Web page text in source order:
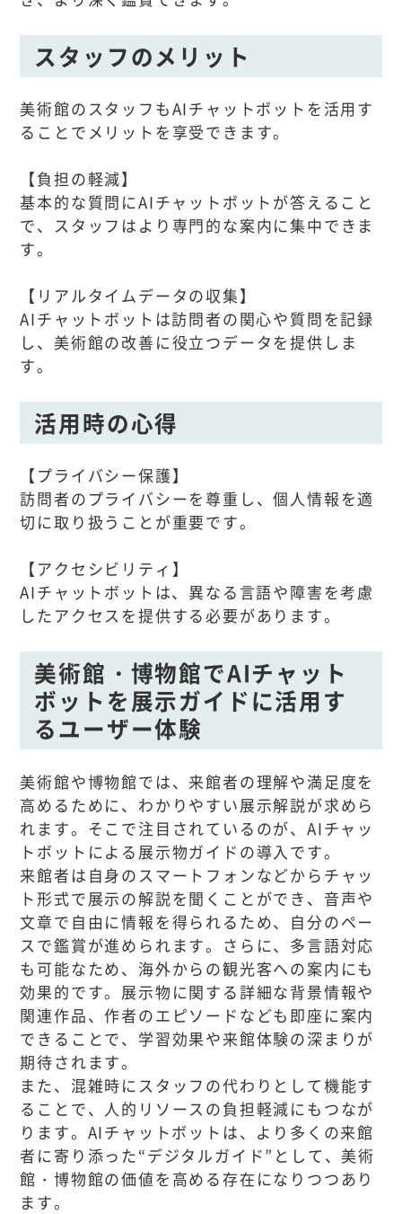
スタッフのメリット
美術館のスタッフもAIチャットボットを活用す
ることでメリットを享受できます。
【負担の軽減】
基本的な質問にAIチャットボットが答えること
で、スタッフはより専門的な案内に集中できま
す。
【リアルタイムデータの収集】
AIチャットボットは訪問者の関心や質問を記録
し、美術館の改善に役立つデータを提供しま
す。
活用時の心得
【プライバシー保護】
訪問者のプライバシーを尊重し、個人情報を適
切に取り扱うことが重要です。
【アクセシビリティ】
AIチャットボットは、異なる言語や障害を考慮
したアクセスを提供する必要があります。
美術館・博物館でAIチャット
ボットを展示ガイドに活用す
るユーザー体験
美術館や博物館では、来館者の理解や満足度を
高めるために、わかりやすい展示解説が求めら
れます。そこで注目されているのが、AIチャッ
トボットによる展示物ガイドの導入です。
来館者は自身のスマートフォンなどからチャッ
ト形式で展示の解説を聞くことができ、音声や
文章で自由に情報を得られるため、自分のペー
スで鑑賞が進められます。さらに、多言語対応
も可能なため、海外からの観光客への案内にも
効果的です。展示物に関する詳細な背景情報や
関連作品、作者のエピソードなども即座に案内
できることで、学習効果や来館体験の深まりが
期待されます。
また、混雑時にスタッフの代わりとして機能す
ることで、人的リソースの負担軽減にもつなが
ります。AIチャットボットは、より多くの来館
者に寄り添った“デジタルガイド”として、美術
館・博物館の価値を高める存在になりつつあり
ます。